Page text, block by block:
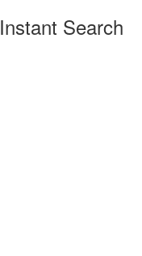
Instant Search